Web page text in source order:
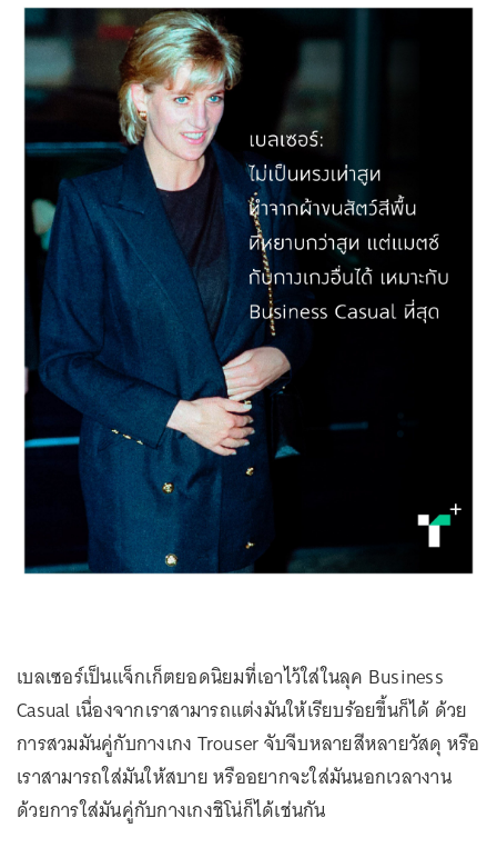
เบลเซอร์เป็นแจ็กเก็ตยอดนิยมที่เอาไว้ใส่ในลุค Business
Casual เนื่องจากเราสามารถแต่งมันให้เรียบร้อยขึ้นก็ได้ ด้วย
การสวมมันคู่กับกางเกง Trouser จับจีบหลายสีหลายวัสดุ หรือ
เราสามารถใส่มันให้สบาย หรืออยากจะใส่มันนอกเวลางาน
ด้วยการใส่มันคู่กับกางเกงชิโน่ก็ได้เช่นกัน